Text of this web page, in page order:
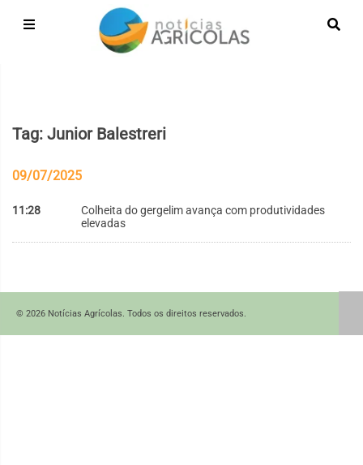
Tag: Junior Balestreri
09/07/2025
11:28
Colheita do gergelim avança com produtividades
elevadas
© 2026 Notícias Agrícolas. Todos os direitos reservados.